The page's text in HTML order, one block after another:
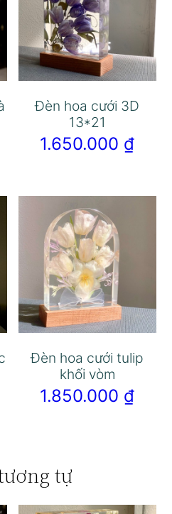
Đèn hoa cưới 3D
13*21
1.650.000 ₫
Đèn hoa cưới tulip
khối vòm
1.850.000 ₫
tự